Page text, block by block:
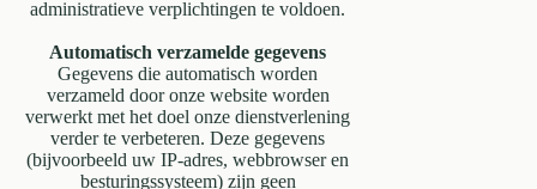
administratieve verplichtingen te voldoen.
Automatisch verzamelde gegevens
Gegevens die automatisch worden
verzameld door onze website worden
verwerkt met het doel onze dienstverlening
verder te verbeteren. Deze gegevens
(bijvoorbeeld uw IP-adres, webbrowser en
besturingssysteem) zijn geen